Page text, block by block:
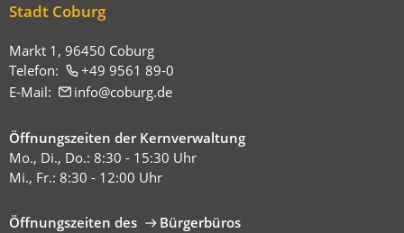
Stadt Coburg
Markt 1, 96450 Coburg
Telefon:
+49 9561 89-0
E-Mail:
info coburg de
Öffnungszeiten der Kernverwaltung
Mo., Di., Do.: 8:30 - 15:30 Uhr
Mi., Fr.: 8:30 - 12:00 Uhr
Öffnungszeiten des
Bürgerbüros